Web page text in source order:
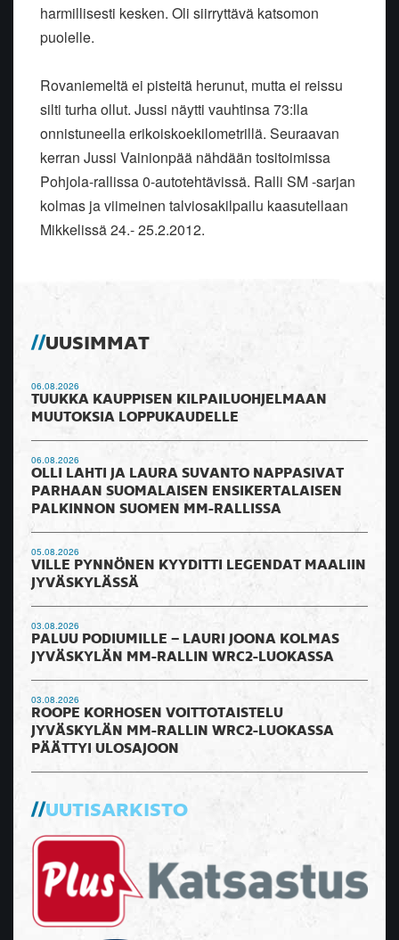
harmillisesti kesken. Oli siirryttävä katsomon
puolelle.
Rovaniemeltä ei pisteitä herunut, mutta ei reissu
silti turha ollut. Jussi näytti vauhtinsa 73:lla
onnistuneella erikoiskoekilometrillä. Seuraavan
kerran Jussi Vainionpää nähdään tositoimissa
Pohjola-rallissa 0-autotehtävissä. Ralli SM -sarjan
kolmas ja viimeinen talviosakilpailu kaasutellaan
Mikkelissä 24.- 25.2.2012.
UUSIMMAT
06.08.2026
TUUKKA KAUPPISEN KILPAILUOHJELMAAN
MUUTOKSIA LOPPUKAUDELLE
06.08.2026
OLLI LAHTI JA LAURA SUVANTO NAPPASIVAT
PARHAAN SUOMALAISEN ENSIKERTALAISEN
PALKINNON SUOMEN MM-RALLISSA
05.08.2026
VILLE PYNNÖNEN KYYDITTI LEGENDAT MAALIIN
JYVÄSKYLÄSSÄ
03.08.2026
PALUU PODIUMILLE – LAURI JOONA KOLMAS
JYVÄSKYLÄN MM-RALLIN WRC2-LUOKASSA
03.08.2026
ROOPE KORHOSEN VOITTOTAISTELU
JYVÄSKYLÄN MM-RALLIN WRC2-LUOKASSA
PÄÄTTYI ULOSAJOON
UUTISARKISTO